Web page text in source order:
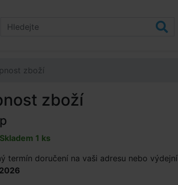
zboží
zboží
Skladem 1 ks
termín doručení na vaši adresu nebo výdejní